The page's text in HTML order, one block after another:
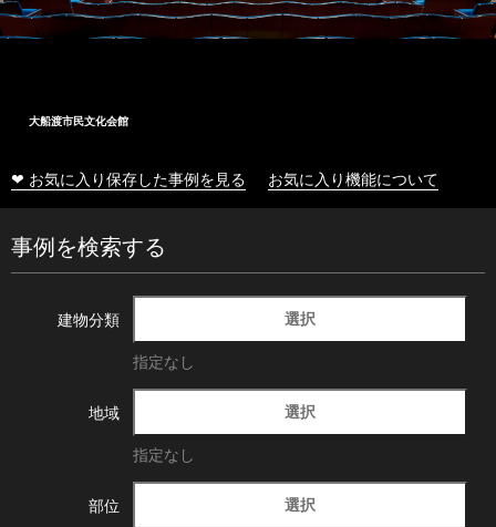
大船渡市民文化会館
❤ お気に入り保存した事例を見る お気に入り機能について
事例を検索する
建物分類 選択
指定なし
地域 選択
指定なし
部位 選択